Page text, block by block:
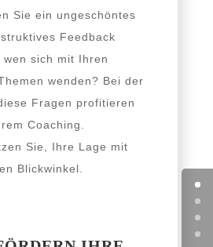
Sie ein unge­schön­tes
Feedback
wen sich mit Ihren
wen­den? Bei der
Fragen pro­fi­tie­ren
Coaching.
Sie, Ihre Lage mit
Blickwinkel.